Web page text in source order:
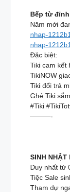
Bếp từ
Năm mới
nhap-
nhap-
Đặc biệt:
Tiki cam kết
TikiNOW
Tiki đổi trả
Ghé Tiki
#Tiki
———-
SINH NHẬT
Duy nhất từ
Tiệc Sale
Tham dự